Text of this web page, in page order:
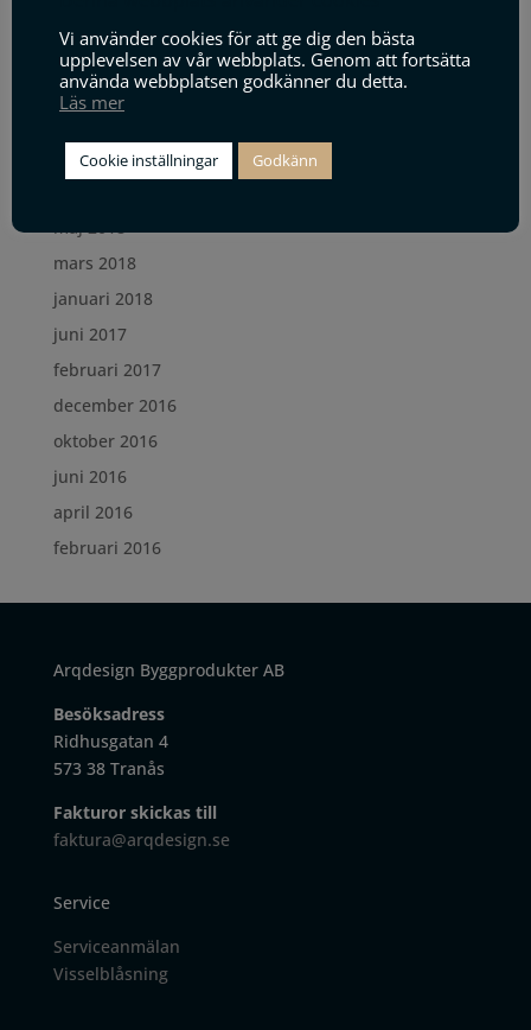
juni 2019
maj 2019
december 2018
maj 2018
mars 2018
januari 2018
juni 2017
februari 2017
december 2016
oktober 2016
juni 2016
april 2016
februari 2016
Arqdesign Byggprodukter AB
Besöksadress
Ridhusgatan 4
573 38 Tranås
Fakturor skickas till
faktura@arqdesign.se
Service
Serviceanmälan
Visselblåsning
Vi använder cookies för att ge dig den bästa
upplevelsen av vår webbplats. Genom att fortsätta
använda webbplatsen godkänner du detta.
Läs mer
Cookie inställningar Godkänn